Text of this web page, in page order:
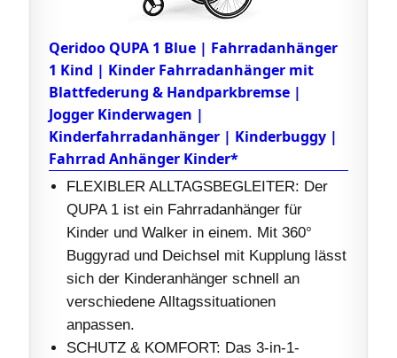
Qeridoo QUPA 1 Blue | Fahrradanhänger
1 Kind | Kinder Fahrradanhänger mit
Blattfederung & Handparkbremse |
Jogger Kinderwagen |
Kinderfahrradanhänger | Kinderbuggy |
Fahrrad Anhänger Kinder*
FLEXIBLER ALLTAGSBEGLEITER: Der
QUPA 1 ist ein Fahrradanhänger für
Kinder und Walker in einem. Mit 360°
Buggyrad und Deichsel mit Kupplung lässt
sich der Kinderanhänger schnell an
verschiedene Alltagssituationen
anpassen.
SCHUTZ & KOMFORT: Das 3-in-1-